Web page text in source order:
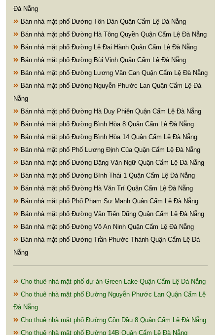
Đà Nẵng
Bán nhà mặt phố Đường Tôn Đản Quận Cẩm Lệ Đà Nẵng
Bán nhà mặt phố Đường Hà Tông Quyền Quận Cẩm Lệ Đà Nẵng
Bán nhà mặt phố Đường Lê Đại Hành Quận Cẩm Lệ Đà Nẵng
Bán nhà mặt phố Đường Bùi Vịnh Quận Cẩm Lệ Đà Nẵng
Bán nhà mặt phố Đường Lương Văn Can Quận Cẩm Lệ Đà Nẵng
Bán nhà mặt phố Đường Nguyễn Phước Lan Quận Cẩm Lệ Đà
Nẵng
Bán nhà mặt phố Đường Hà Duy Phiên Quận Cẩm Lệ Đà Nẵng
Bán nhà mặt phố Đường Bình Hòa 8 Quận Cẩm Lệ Đà Nẵng
Bán nhà mặt phố Đường Bình Hòa 14 Quận Cẩm Lệ Đà Nẵng
Bán nhà mặt phố Phố Lương Định Của Quận Cẩm Lệ Đà Nẵng
Bán nhà mặt phố Đường Đặng Văn Ngữ Quận Cẩm Lệ Đà Nẵng
Bán nhà mặt phố Đường Bình Thái 1 Quận Cẩm Lệ Đà Nẵng
Bán nhà mặt phố Đường Hà Văn Trí Quận Cẩm Lệ Đà Nẵng
Bán nhà mặt phố Phố Phạm Sư Mạnh Quận Cẩm Lệ Đà Nẵng
Bán nhà mặt phố Đường Văn Tiến Dũng Quận Cẩm Lệ Đà Nẵng
Bán nhà mặt phố Đường Võ An Ninh Quận Cẩm Lệ Đà Nẵng
Bán nhà mặt phố Đường Trần Phước Thành Quận Cẩm Lệ Đà
Nẵng
Cho thuê nhà mặt phố dự án Green Lake Quận Cẩm Lệ Đà Nẵng
Cho thuê nhà mặt phố Đường Nguyễn Phước Lan Quận Cẩm Lệ
Đà Nẵng
Cho thuê nhà mặt phố Đường Cồn Dầu 8 Quận Cẩm Lệ Đà Nẵng
Cho thuê nhà mặt phố Đường 14B Quận Cẩm Lệ Đà Nẵng